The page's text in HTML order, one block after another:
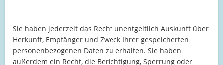
Sie haben jederzeit das Recht unentgeltlich Auskunft über
Herkunft, Empfänger und Zweck Ihrer gespeicherten
personenbezogenen Daten zu erhalten. Sie haben
außerdem ein Recht, die Berichtigung, Sperrung oder